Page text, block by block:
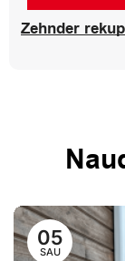
Zehnder
05
SAU